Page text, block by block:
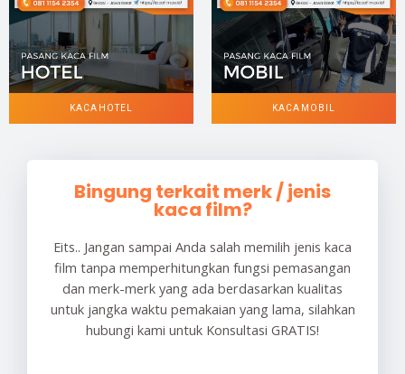
KACA HOTEL KACA MOBIL
Bingung terkait merk / jenis
kaca film?
Eits.. Jangan sampai Anda salah memilih jenis kaca
film tanpa memperhitungkan fungsi pemasangan
dan merk-merk yang ada berdasarkan kualitas
untuk jangka waktu pemakaian yang lama, silahkan
hubungi kami untuk Konsultasi GRATIS!